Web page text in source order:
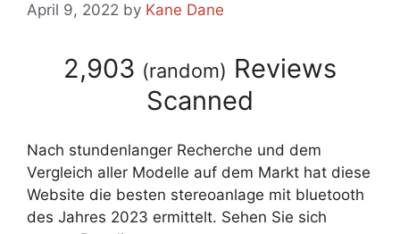
April 9, 2022 by Kane Dane
2,903 (random) Reviews
Scanned
Nach stundenlanger Recherche und dem
Vergleich aller Modelle auf dem Markt hat diese
Website die besten stereoanlage mit bluetooth
des Jahres 2023 ermittelt. Sehen Sie sich